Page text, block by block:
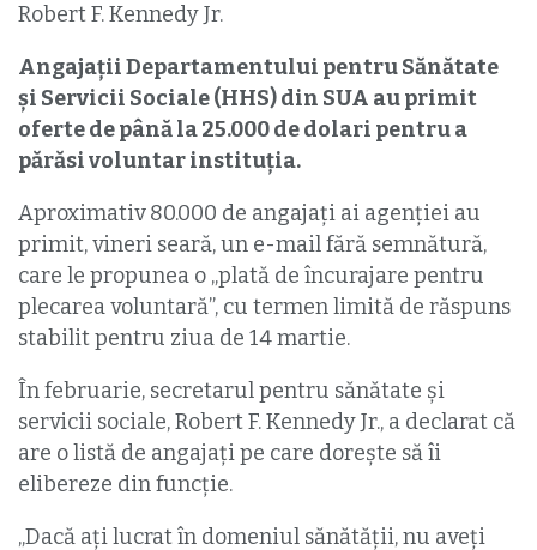
Robert F. Kennedy Jr.
Angajații Departamentului pentru Sănătate
și Servicii Sociale (HHS) din SUA au primit
oferte de până la 25.000 de dolari pentru a
părăsi voluntar instituția.
Aproximativ 80.000 de angajați ai agenției au
primit, vineri seară, un e-mail fără semnătură,
care le propunea o „plată de încurajare pentru
plecarea voluntară”, cu termen limită de răspuns
stabilit pentru ziua de 14 martie.
În februarie, secretarul pentru sănătate și
servicii sociale, Robert F. Kennedy Jr., a declarat că
are o listă de angajați pe care dorește să îi
elibereze din funcție.
„Dacă ați lucrat în domeniul sănătății, nu aveți